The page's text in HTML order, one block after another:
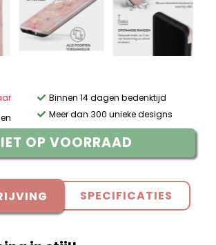
Binnen 14 dagen bedenktijd
Meer dan 300 unieke designs
OP VOORRAAD
SPECIFICATIES